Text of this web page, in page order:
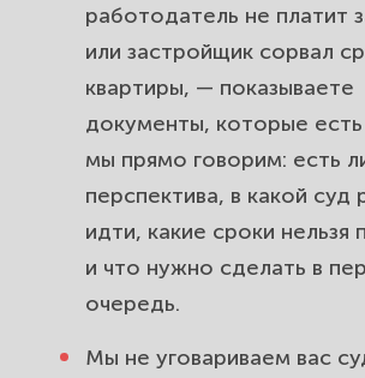
работодатель не платит
или застройщик сорвал
квартиры, — показываете
документы, которые есть
мы прямо говорим: есть
перспектива, в какой суд
идти, какие сроки нельзя
и что нужно сделать в
очередь.
Мы не уговариваем вас